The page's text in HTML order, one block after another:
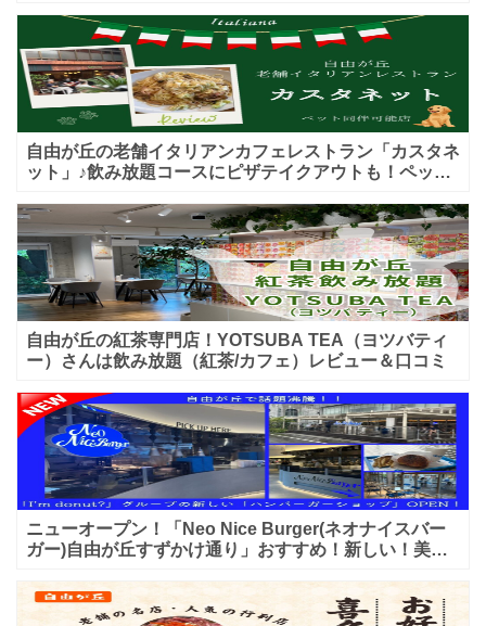
自由が丘の老舗イタリアンカフェレストラン「カスタネ
ット」♪飲み放題コースにピザテイクアウトも！ペット
自由が丘の紅茶専門店！YOTSUBA TEA（ヨツバティ
ー）さんは飲み放題（紅茶/カフェ）レビュー＆口コミ
ニューオープン！「Neo Nice Burger(ネオナイスバー
ガー)自由が丘すずかけ通り」おすすめ！新しい！美味